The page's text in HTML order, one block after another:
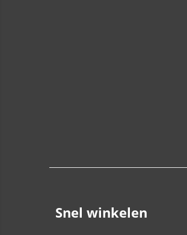
Snel winkelen